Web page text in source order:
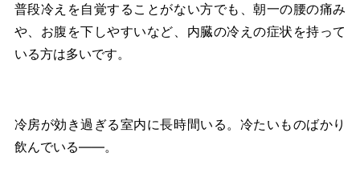
普段冷えを自覚することがない方でも、朝一の腰の痛み
や、お腹を下しやすいなど、内臓の冷えの症状を持って
いる方は多いです。
冷房が効き過ぎる室内に長時間いる。冷たいものばかり
飲んでいる――。